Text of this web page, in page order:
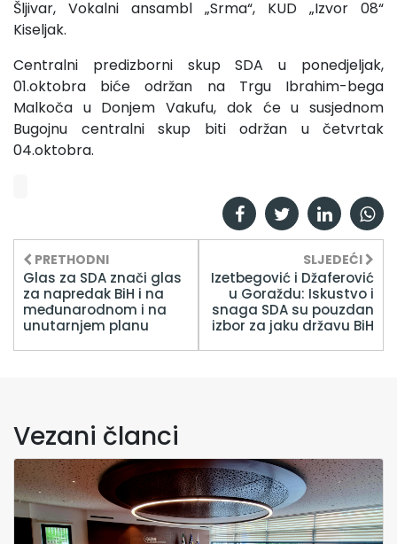
Šljivar, Vokalni ansambl „Srma“, KUD „Izvor 08“
Kiseljak.
Centralni predizborni skup SDA u ponedjeljak,
01.oktobra biće održan na Trgu Ibrahim-bega
Malkoča u Donjem Vakufu, dok će u susjednom
Bugojnu centralni skup biti održan u četvrtak
04.oktobra.
PRETHODNI
Glas za SDA znači glas
za napredak BiH i na
međunarodnom i na
unutarnjem planu
SLJEDEĆI
Izetbegović i Džaferović
u Goraždu: Iskustvo i
snaga SDA su pouzdan
izbor za jaku državu BiH
Vezani članci